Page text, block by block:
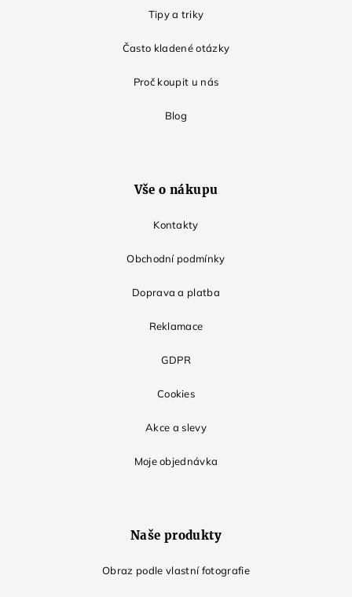
Tipy a triky
Často kladené otázky
Proč koupit u nás
Blog
Vše o nákupu
Kontakty
Obchodní podmínky
Doprava a platba
Reklamace
GDPR
Cookies
Akce a slevy
Moje objednávka
Naše produkty
Obraz podle vlastní fotografie